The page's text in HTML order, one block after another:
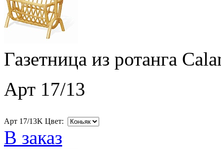
Газетница из ротанга
Арт 17/13
Арт 17/13K Цвет:
В заказ